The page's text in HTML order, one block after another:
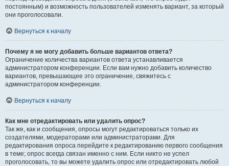
постоянным) и возможность пользователей изменять вариант, за который
они проголосовали.
Вернуться к началу
Почему я не могу добавить больше вариантов ответа?
Ограничение количества вариантов ответа устанавливается
администратором конференции. Если вам нужно добавить количество
вариантов, превышающее это ограничение, свяжитесь с
администратором конференции.
Вернуться к началу
Как мне отредактировать или удалить опрос?
Так же, как и сообщения, опросы могут редактироваться только их
создателями, модераторами или администраторами. Для
редактирования опроса перейдите к редактированию первого сообщения
в теме; опрос всегда связан именно с ним. Если никто не успел
проголосовать, то вы можете удалить опрос или отредактировать любой